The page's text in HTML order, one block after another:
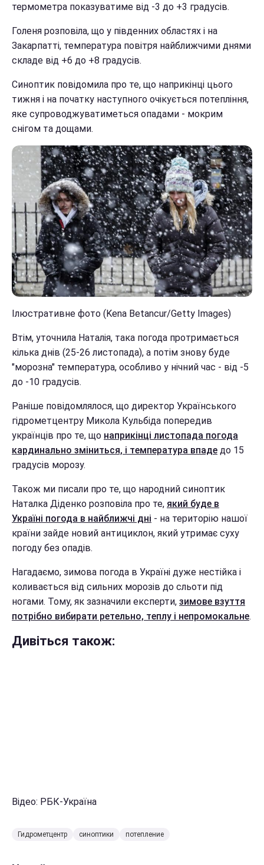
термометра показуватиме від -3 до +3 градусів.
Голеня розповіла, що у південних областях і на
Закарпатті, температура повітря найближчими днями
складе від +6 до +8 градусів.
Синоптик повідомила про те, що наприкінці цього
тижня і на початку наступного очікується потепління,
яке супроводжуватиметься опадами - мокрим
снігом та дощами.
Ілюстративне фото (Kena Betancur/Getty Images)
Втім, уточнила Наталія, така погода протримається
кілька днів (25-26 листопада), а потім знову буде
"морозна" температура, особливо у нічний час - від -5
до -10 градусів.
Раніше повідомлялося, що директор Українського
гідрометцентру Микола Кульбіда попередив
українців про те, що наприкінці листопада погода
кардинально зміниться, і температура впаде до 15
градусів морозу.
Також ми писали про те, що народний синоптик
Наталка Діденко розповіла про те, який буде в
Україні погода в найближчі дні - на територію нашої
країни зайде новий антициклон, який утримає суху
погоду без опадів.
Нагадаємо, зимова погода в Україні дуже нестійка і
коливається від сильних морозів до сльоти під
ногами. Тому, як зазначили експерти, зимове взуття
потрібно вибирати ретельно, теплу і непромокальне.
Дивіться також:
Відео: РБК-Україна
Гидрометцентр синоптики потепление